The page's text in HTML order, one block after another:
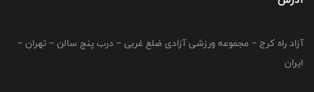
آزاد راه کرج – مجموعه ورزشی آزادی ضلع غربی – درب پنج سالن – تهران –
ایران